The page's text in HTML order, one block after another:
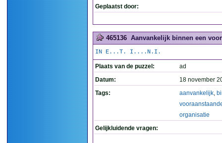
Geplaatst door:
465136 Aanvankelijk binnen een
IN E...T. I....N.I.
Plaats van de puzzel:
ad
Datum:
18 november
Tags:
aanvankelijk,
organisatie
Gelijkluidende vragen: